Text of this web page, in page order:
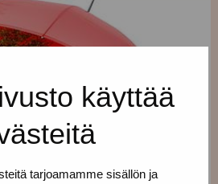
käyttää
tarjoamamme sisällön ja